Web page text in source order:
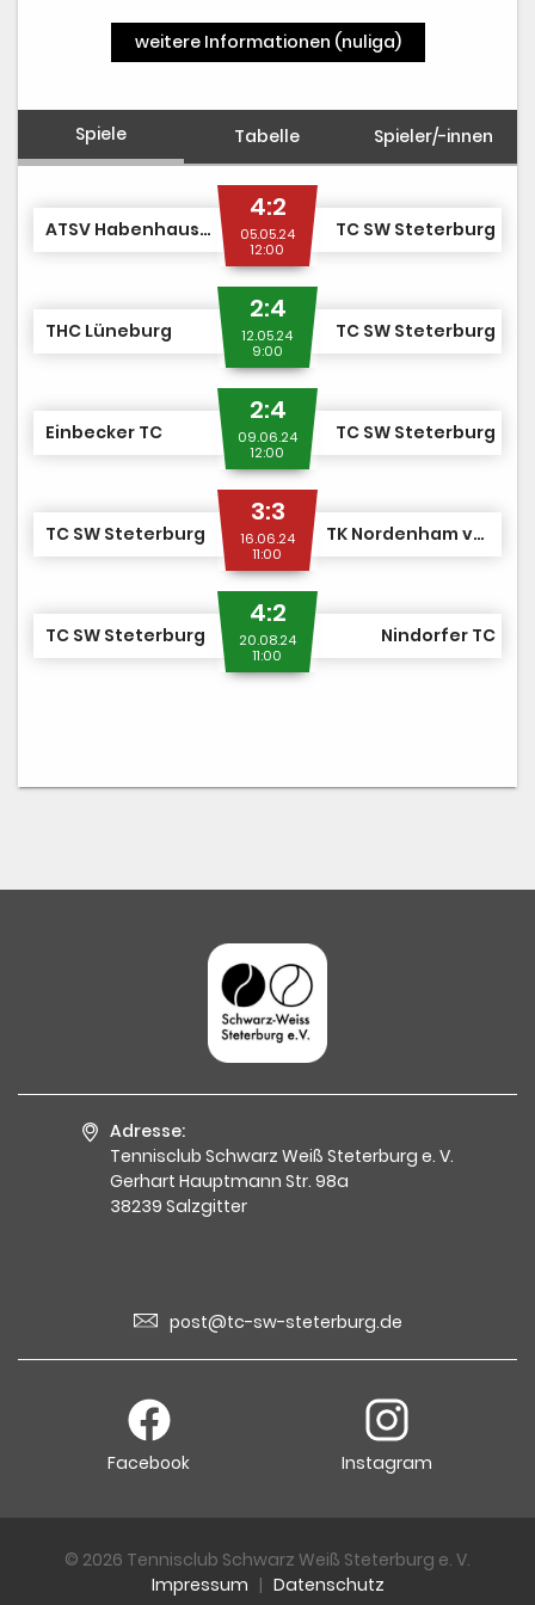
weitere Informationen (nuliga)
Spiele Tabelle Spieler/-innen
ATSV Habenhausen e.V.
4:2
05.05.24
12:00
TC SW Steterburg
THC Lüneburg
2:4
12.05.24
9:00
TC SW Steterburg
Einbecker TC
2:4
09.06.24
12:00
TC SW Steterburg
TC SW Steterburg
3:3
16.06.24
11:00
TK Nordenham von 1907 e.V.
TC SW Steterburg
4:2
20.08.24
11:00
Nindorfer TC
Adresse:
Tennisclub Schwarz Weiß Steterburg e. V.
Gerhart Hauptmann Str. 98a
38239 Salzgitter
post@tc-sw-steterburg.de
Facebook Instagram
© 2026 Tennisclub Schwarz Weiß Steterburg e. V.
Impressum | Datenschutz